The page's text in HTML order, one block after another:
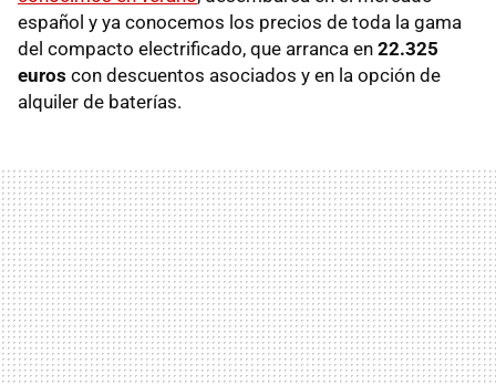
español y ya conocemos los precios de toda la gama
del compacto electrificado, que arranca en 22.325
euros con descuentos asociados y en la opción de
alquiler de baterías.